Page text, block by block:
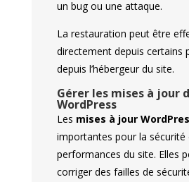
un bug ou une attaque.
La restauration peut être
directement depuis certains
depuis l’hébergeur du site.
Gérer les mises à jour
WordPress
Les mises à jour
importantes pour la sécurité
performances du site. Elles
corriger des failles de